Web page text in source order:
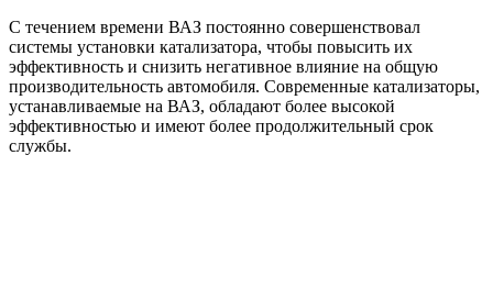
С течением времени ВАЗ постоянно совершенствовал
системы установки катализатора, чтобы повысить их
эффективность и снизить негативное влияние на общую
производительность автомобиля. Современные катализаторы,
устанавливаемые на ВАЗ, обладают более высокой
эффективностью и имеют более продолжительный срок
службы.